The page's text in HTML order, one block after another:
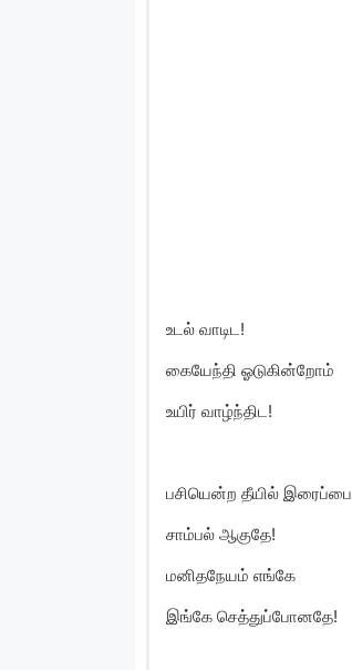
உடல் வாடிட!
கையேந்தி ஓடுகின்றோம்
உயிர் வாழ்ந்திட!
பசியென்ற தீயில் இரைப்பை
சாம்பல் ஆகுதே!
மனிதநேயம் எங்கே
இங்கே செத்துப்போனதே!